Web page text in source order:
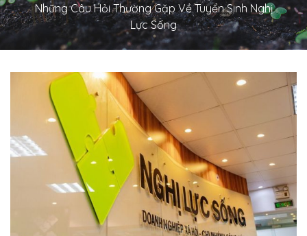
Những Câu Hỏi Thường Gặp Về Tuyển Sinh Nghị
Lực Sống